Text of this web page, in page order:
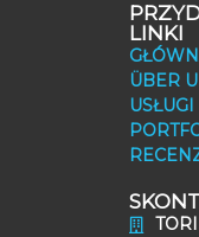
LINKI
ÜBER
USŁUGI